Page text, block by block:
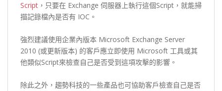
Script ，只要在 Exchange 伺服器上執行這個Script，就能掃
描記錄檔內是否有 IOC。
強烈建議使用企業內版本 Microsoft Exchange Server
2010 (或更新版本) 的客戶應立即使用 Microsoft 工具或其
他類似Script來檢查自己是否受到這項攻擊的影響。
除此之外，趨勢科技的一些產品也可協助客戶檢查自己是否